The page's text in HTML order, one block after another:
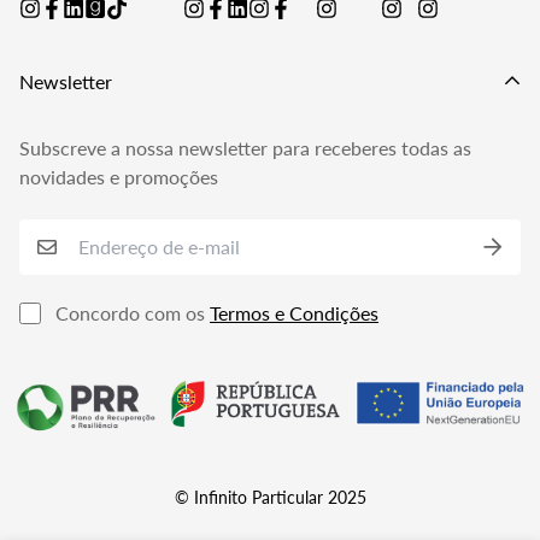
Política de Privacidade
Newsletter
Subscreve a nossa newsletter para receberes todas as
novidades e promoções
Concordo com os Termos e Condições
© Infinito Particular 2025